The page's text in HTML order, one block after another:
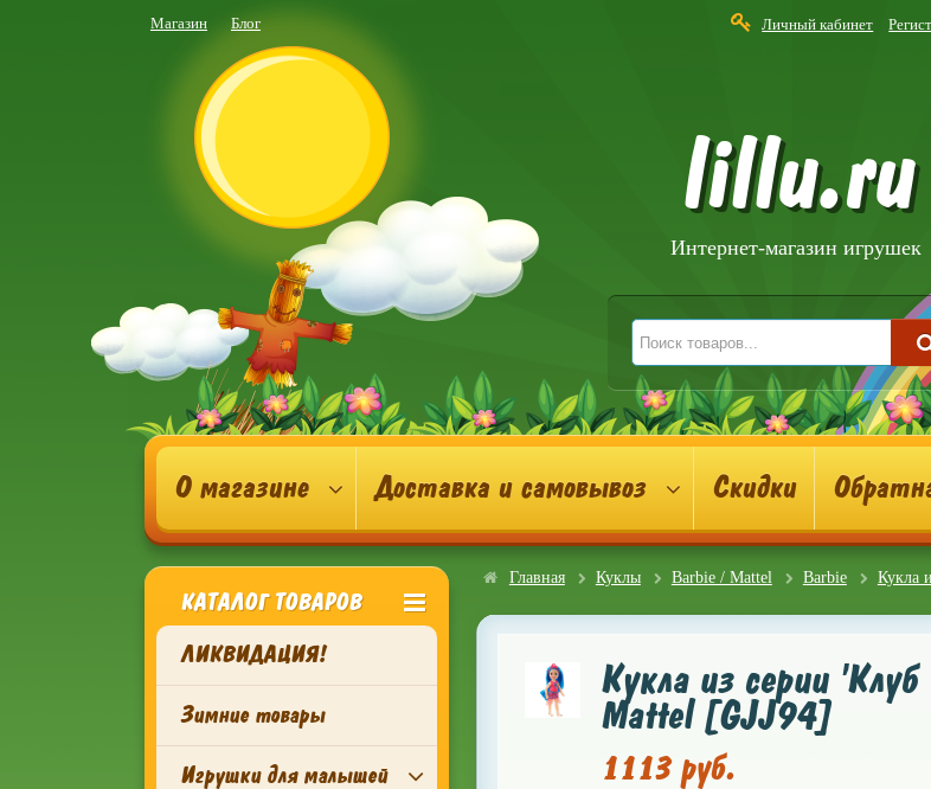
Магазин Блог Личный кабинет
lillu.ru
Интернет-магазин игрушек
О магазине Доставка и самовывоз Скидки
КАТАЛОГ ТОВАРОВ
ЛИКВИДАЦИЯ!
Зимние товары
Игрушки для малышей
Главная Куклы Barbie / Mattel Barbie Кукла
Кукла из серии
Mattel [GJJ94]
1113 руб.